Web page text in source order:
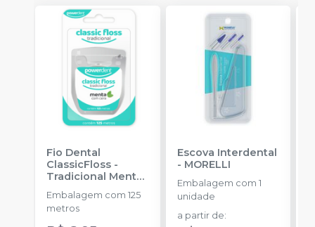
Fio Dental
ClassicFloss -
Tradicional Menta
com Cera - 125
metros-
POWERDENT
Embalagem com 125
metros
Escova Interdental
- MORELLI
Embalagem com 1
unidade
a partir de: